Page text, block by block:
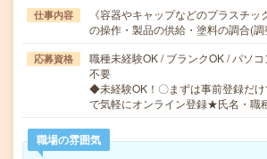
仕事内容
《容器やキャップなどのプラスチ
の操作・製品の供給・塗料の調合(
応募資格
職種未経験OK / ブランクOK / パソ
不要
◆未経験OK！〇まずは事前登録だ
で気軽にオンライン登録★氏名・職
職場の雰囲気